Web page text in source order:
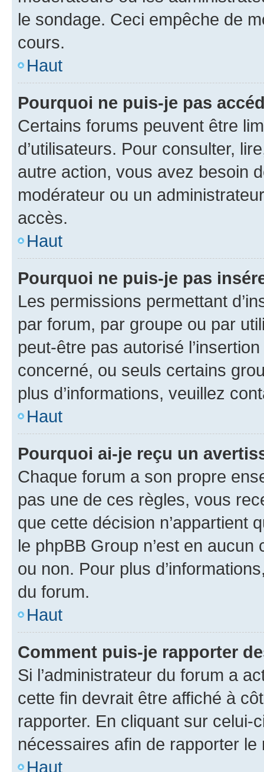
le sondage. Ceci empêche de
cours.
Haut
Pourquoi ne puis-je pas
Certains forums peuvent être
d’utilisateurs. Pour consulter,
autre action, vous avez besoin
modérateur ou un
accès.
Haut
Pourquoi ne puis-je pas
Les permissions permettant
par forum, par groupe ou par
peut-être pas autorisé
concerné, ou seuls certains
plus d’informations, veuillez
Haut
Pourquoi ai-je reçu un
Chaque forum a son propre
pas une de ces règles, vous
que cette décision n’appartient
le phpBB Group n’est en
ou non. Pour plus
du forum.
Haut
Comment puis-je rapporter
Si l’administrateur du forum a
cette fin devrait être affiché à
rapporter. En cliquant sur
nécessaires afin de rapporter le
Haut